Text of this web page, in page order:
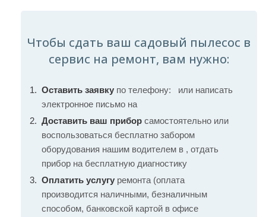
Чтобы сдать ваш садовый пылесос в
сервис на ремонт, вам нужно:
Оставить заявку по телефону:
или написать
электронное письмо на
Доставить ваш прибор самостоятельно или
воспользоваться бесплатно забором
оборудования нашим водителем в , отдать
прибор на бесплатную диагностику
Оплатить услугу ремонта (оплата
производится наличными, безналичным
способом, банковской картой в офисе